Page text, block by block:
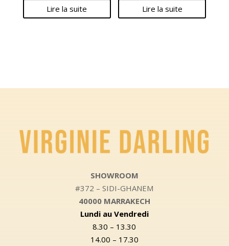
Lire la suite Lire la suite
SHOWROOM
#372 – SIDI-GHANEM
40000 MARRAKECH
Lundi au Vendredi
8.30 – 13.30
14.00 – 17.30